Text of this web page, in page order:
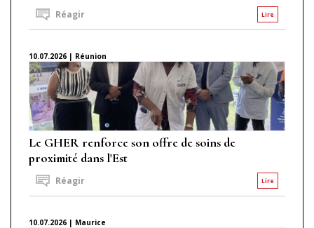
Lire
Réagir
10.07.2026 | Réunion
Le GHER renforce son offre de soins de
proximité dans l'Est
Lire
Réagir
10.07.2026 | Maurice